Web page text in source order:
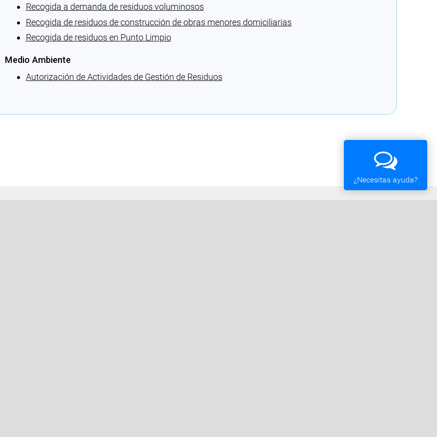
Recogida a demanda de residuos voluminosos
Recogida de residuos de construcción de obras menores domiciliarias
Recogida de residuos en Punto Limpio
Medio Ambiente
Autorización de Actividades de Gestión de Residuos
¿Necesitas ayuda?